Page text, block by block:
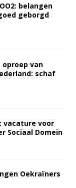
belangen
geborgd
van
schaf
vacature voor
Sociaal Domein
Oekraïners